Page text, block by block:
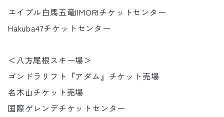
エイブル白馬五竜IIMORIチケットセンター
Hakuba47チケットセンター
＜八方尾根スキー場＞
ゴンドラリフト『アダム』チケット売場
名木山チケット売場
国際ゲレンデチケットセンター